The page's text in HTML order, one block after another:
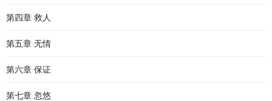
第四章 救人
第五章 无情
第六章 保证
第七章 忽悠